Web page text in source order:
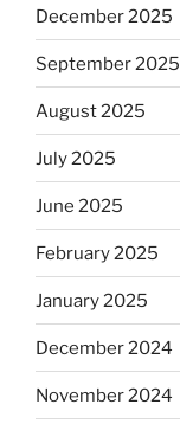
December 2025
September 2025
August 2025
July 2025
June 2025
February 2025
January 2025
December 2024
November 2024